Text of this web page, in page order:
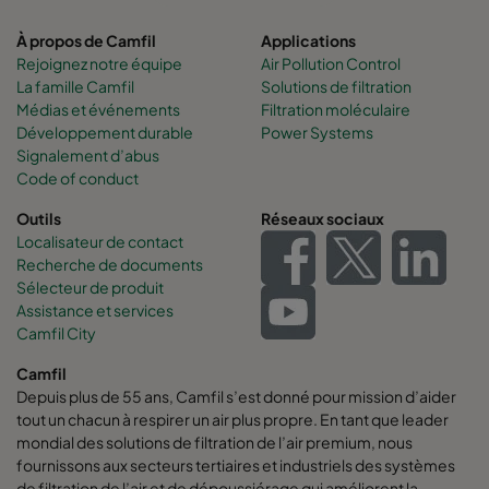
399 439 750
À propos de Camfil
Rejoignez notre équipe
La famille Camfil
Médias et événements
Développement durable
Signalement d’abus
Code of conduct
Applications
Air Pollution Control
Solutions de filtration
Filtration moléculaire
Power Systems
Outils
Localisateur de contact
Recherche de documents
Sélecteur de produit
Assistance et services
Camfil City
Réseaux sociaux
Camfil
Depuis plus de 55 ans, Camfil s’est donné pour mission d’aider
tout un chacun à respirer un air plus propre. En tant que leader
mondial des solutions de filtration de l’air premium, nous
fournissons aux secteurs tertiaires et industriels des systèmes